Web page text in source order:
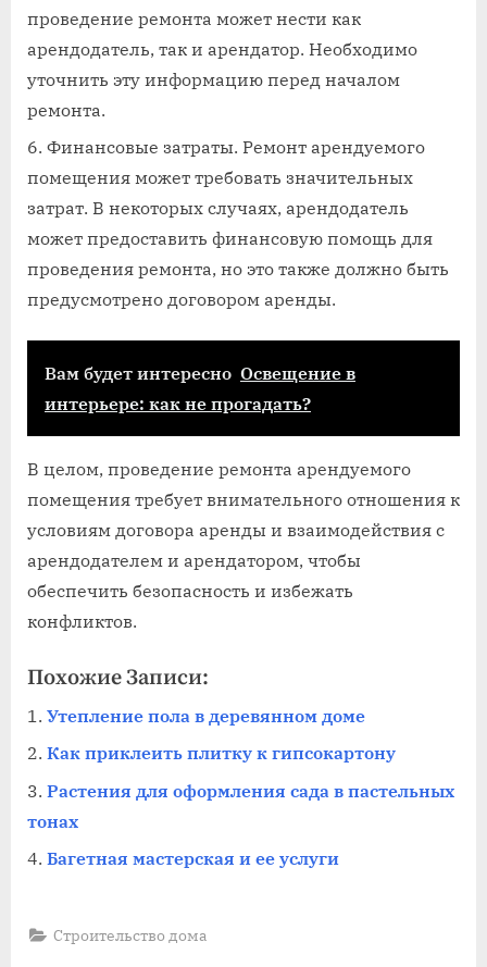
проведение ремонта может нести как
арендодатель, так и арендатор. Необходимо
уточнить эту информацию перед началом
ремонта.
Финансовые затраты. Ремонт арендуемого
помещения может требовать значительных
затрат. В некоторых случаях, арендодатель
может предоставить финансовую помощь для
проведения ремонта, но это также должно быть
предусмотрено договором аренды.
Вам будет интересно Освещение в
интерьере: как не прогадать?
В целом, проведение ремонта арендуемого
помещения требует внимательного отношения к
условиям договора аренды и взаимодействия с
арендодателем и арендатором, чтобы
обеспечить безопасность и избежать
конфликтов.
Похожие Записи:
Утепление пола в деревянном доме
Как приклеить плитку к гипсокартону
Растения для оформления сада в пастельных
тонах
Багетная мастерская и ее услуги
Строительство дома